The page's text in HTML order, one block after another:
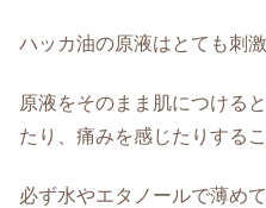
ハッカ油の原液はとても刺激
原液をそのまま肌につける
たり、痛みを感じたりする
必ず水やエタノールで薄め